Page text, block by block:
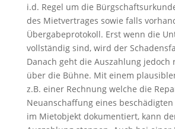
i.d. Regel um die
des Mietvertrages sowie falls
Übergabeprotokoll. Erst wenn die
vollständig sind, wird der
Danach geht die Auszahlung jedoch
über die Bühne. Mit einem
z.B. einer Rechnung welche die
Neuanschaffung eines beschädigten
im Mietobjekt dokumentiert, kann